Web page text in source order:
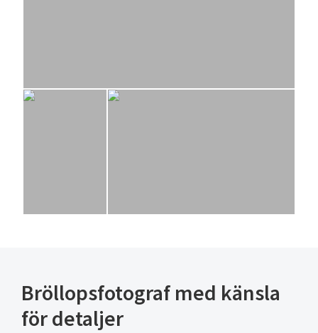
Bröllopsfotograf med känsla
för detaljer